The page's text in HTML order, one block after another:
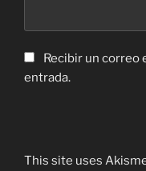
Recibir un correo
entrada.
This site uses